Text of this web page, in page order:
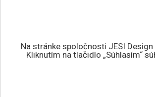
Na stránke spoločnosti JESI
Kliknutím na tlačidlo „Súhlasím“